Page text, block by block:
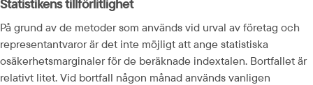
På grund av de metoder som används vid urval av företag och
representantvaror är det inte möjligt att ange statistiska
osäkerhetsmarginaler för de beräknade indextalen. Bortfallet är
relativt litet. Vid bortfall någon månad används vanligen